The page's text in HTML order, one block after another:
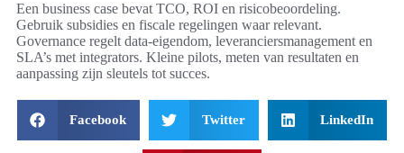
Een business case bevat TCO, ROI en risicobeoordeling.
Gebruik subsidies en fiscale regelingen waar relevant.
Governance regelt data-eigendom, leveranciersmanagement en
SLA’s met integrators. Kleine pilots, meten van resultaten en
aanpassing zijn sleutels tot succes.
Facebook Twitter LinkedIn